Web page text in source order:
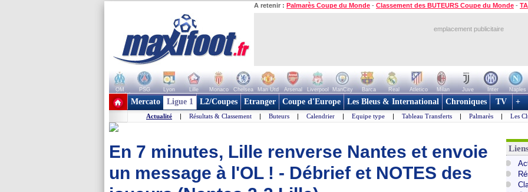
A retenir : Palmarès Coupe du Monde - Classement des BUTEURS Coupe du Monde -
emplacement publicitaire
OM PSG Lyon Lille Monaco Chelsea Man Utd Arsenal Liverpool ManCity Barca Real Atletico Milan Juve Inter Naples
+ de clubs
Mercato Ligue 1 L2/Coupes Etranger Coupe d'Europe Les Bleus & International Chroniques TV +
Actualité | Résultats & Classement | Buteurs | Calendrier | Equipe type | Tableau Transferts | Palmarès | Les
En 7 minutes, Lille renverse Nantes et envoie
un message à l'OL ! - Débrief et NOTES des